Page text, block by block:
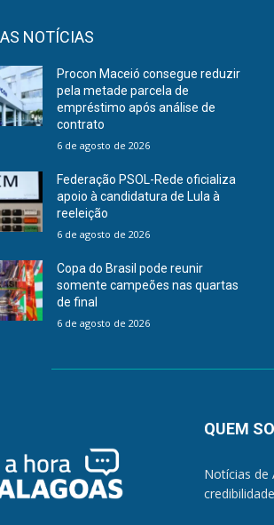
NOTÍCIAS
Procon Maceió consegue reduzir
pela metade parcela de
empréstimo após análise de
contrato
6 de agosto de 2026
Federação PSOL-Rede oficializa
apoio à candidatura de Lula à
reeleição
6 de agosto de 2026
Copa do Brasil pode reunir
somente campeões nas quartas
de final
6 de agosto de 2026
QUEM
Notícias de